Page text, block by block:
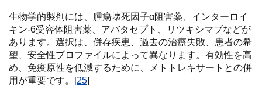
生物学的製剤には、腫瘍壊死因子α阻害薬、インターロイ
キン-6受容体阻害薬、アバタセプト、リツキシマブなどが
あります。選択は、併存疾患、過去の治療失敗、患者の希
望、安全性プロファイルによって異なります。有効性を高
め、免疫原性を低減するために、メトトレキサートとの併
用が重要です。[25]